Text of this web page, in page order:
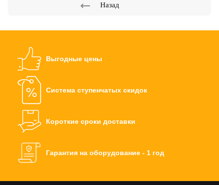
Назад
Выгодные цены
Система ступенчатых скидок
Короткие сроки доставки
Гарантия на оборудование - 1 год